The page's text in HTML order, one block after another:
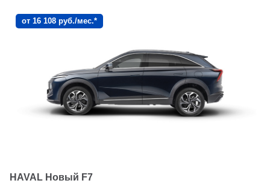
от 16 108 руб./мес.*
HAVAL Новый F7